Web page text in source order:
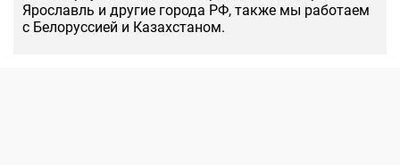
Ярославль и другие города РФ, также мы работаем
с Белоруссией и Казахстаном.